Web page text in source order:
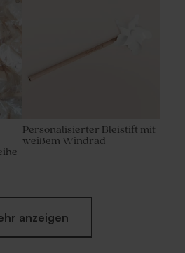
Personalisierter Bleistift mit
weißem Windrad
anzeigen